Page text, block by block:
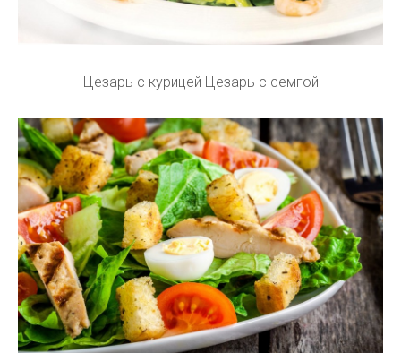
Цезарь с курицей Цезарь с семгой